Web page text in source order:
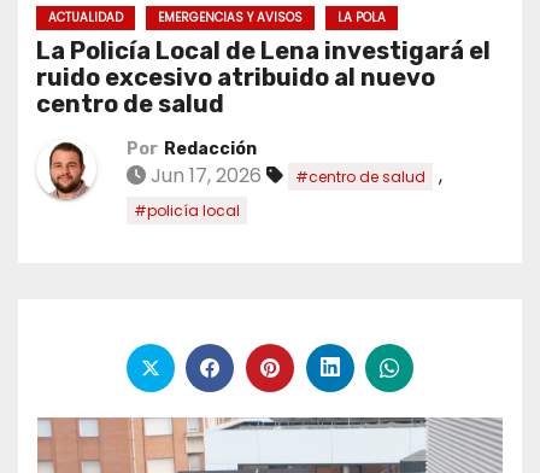
ACTUALIDAD EMERGENCIAS Y AVISOS LA POLA
La Policía Local de Lena investigará el
ruido excesivo atribuido al nuevo
centro de salud
Por Redacción
Jun 17, 2026 #centro de salud ,
#policía local